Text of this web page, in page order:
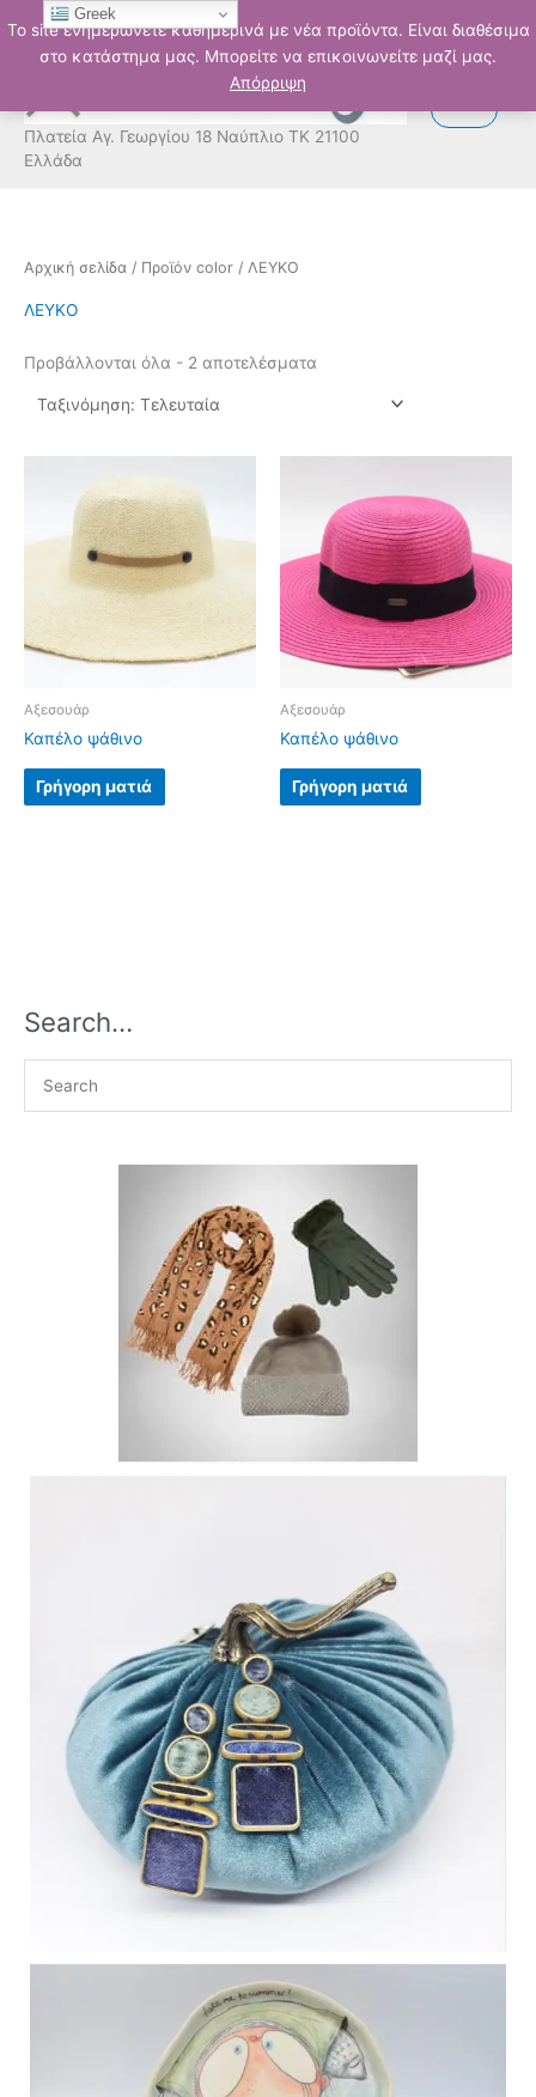
Το site ενημερώνετε καθημερινά με νέα προϊόντα. Είναι διαθέσιμα
στο κατάστημα μας. Μπορείτε να επικοινωνείτε μαζί μας.
Απόρριψη
Μετάβαση
στο
περιεχόμενο
Πλατεία Αγ. Γεωργίου 18 Ναύπλιο ΤΚ 21100
Ελλάδα
Αρχική σελίδα / Προϊόν color / ΛΕΥΚΟ
ΛΕΥΚΟ
Προβάλλονται όλα - 2 αποτελέσματα
Αξεσουάρ
Καπέλο ψάθινο
Γρήγορη ματιά
Αξεσουάρ
Καπέλο ψάθινο
Γρήγορη ματιά
Search…
Greek